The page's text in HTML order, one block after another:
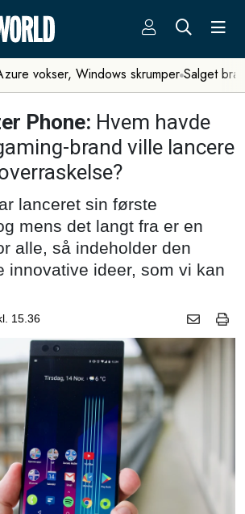
vokser, Windows skrumper Salget
Phone: Hvem havde
brand ville lancere
lanceret sin første
mens det langt fra er en
alle, så indeholder den
innovative ideer, som vi kan
15.36